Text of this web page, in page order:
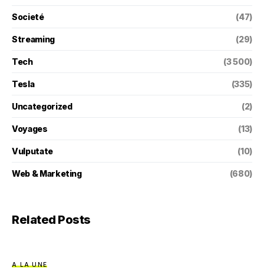
Societé (47)
Streaming (29)
Tech (3 500)
Tesla (335)
Uncategorized (2)
Voyages (13)
Vulputate (10)
Web & Marketing (680)
Related Posts
A LA UNE